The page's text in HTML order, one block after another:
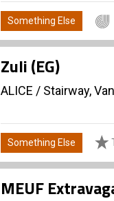
Something Else
Zuli (EG)
ALICE / Stairway,
Something Else
MEUF